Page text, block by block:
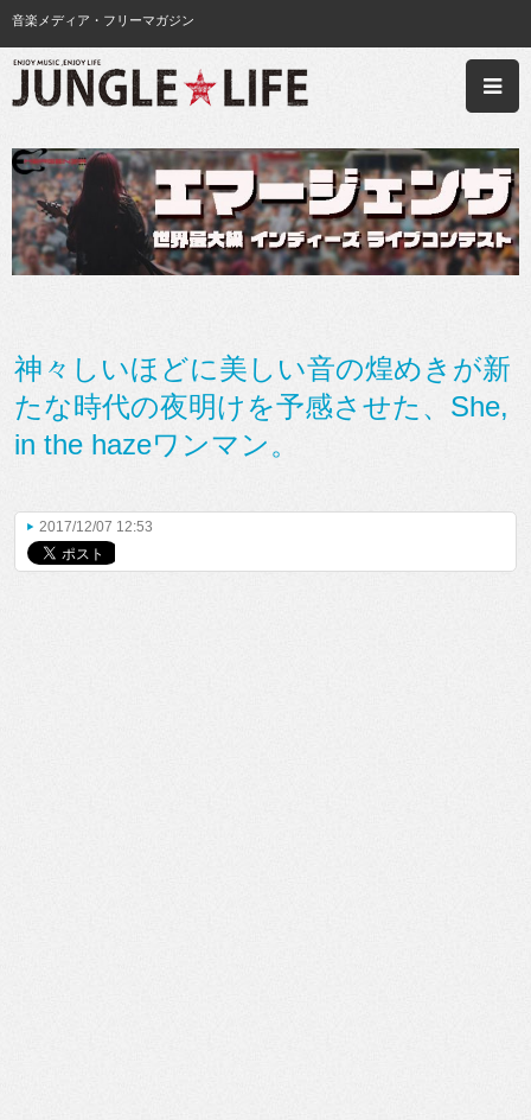
音楽メディア・フリーマガジン
神々しいほどに美しい音の煌めきが新
たな時代の夜明けを予感させた、She,
in the hazeワンマン。
2017/12/07 12:53